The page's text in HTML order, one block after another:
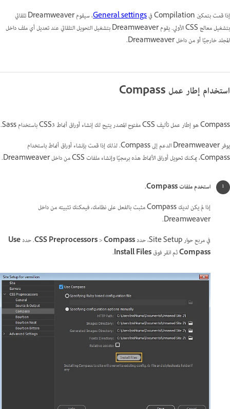
إذا قمت بتمكين Compilation في General settings
، سيقوم Dreamweaver تلقائي
بتشغيل معالج CSS الأولي. يقوم Dreamweaver بتشغيل التحويل التلقائي عند تعديل أي ملف داخل
المجلد خارجيًا أو من داخل Dreamweaver.
استخدام إطار عمل Compass
Compass هو إطار عمل تأليف CSS مفتوح المصدر يتيح لك إنشاء أوراق أنماط CSS3 باستخدام Sass.
يوفر Dreamweaver الدعم إلى Compass. لذلك إذا قمت بإنشاء أوراق أنماط باستخدام
Compass، يمكنك تحويل أوراق الأنماط هذه برمجيًا وإنشاء ملفات CSS من داخل Dreamweaver.
استخدم ملفات Compass.
إذا لم يكن لديك Compass مثبت بالفعل على نظامك، فيمكنك تثبيته من داخل
Dreamweaver.
في مربع حوار Site Setup، حدد
CSS Preprocessors>Compass . حددUse
Compassثم انقر فوقInstall Files
.